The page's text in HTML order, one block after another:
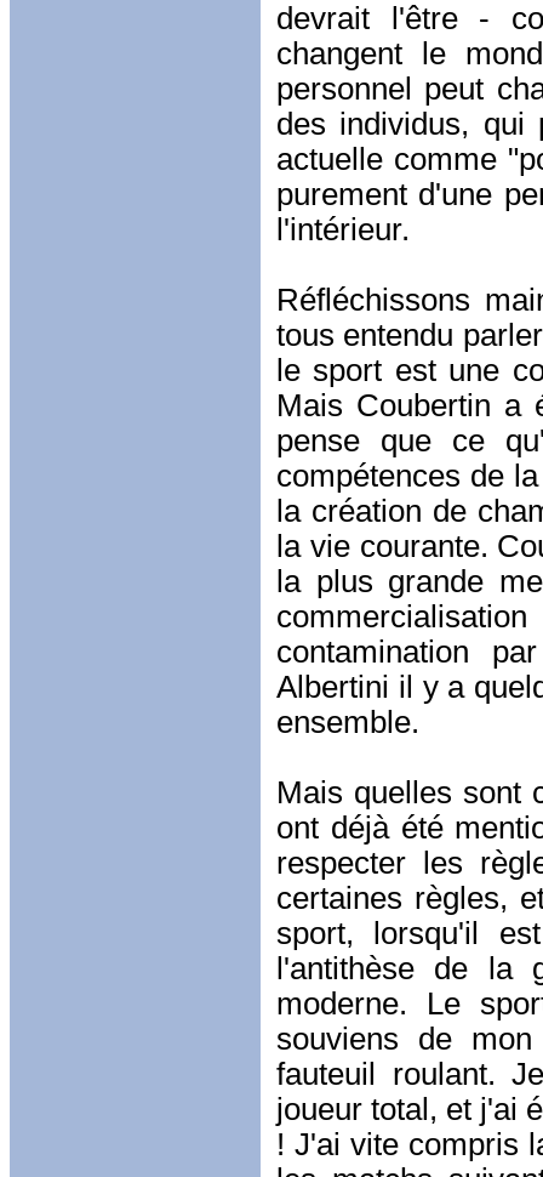
devrait l'être -
changent le
personnel peut
des individus, qui
actuelle comme
purement d'une
l'intérieur.
Réfléchissons
tous entendu
le sport est une
Mais Coubertin a
pense que ce
compétences de
la création de
la vie courante.
la plus grande
contamination
Albertini il y a
ensemble.
Mais quelles sont
ont déjà été
respecter les
certaines règles,
sport, lorsqu'il
l'antithèse de
moderne. Le
souviens de
fauteuil roulant.
joueur total, et j'ai
! J'ai vite compris